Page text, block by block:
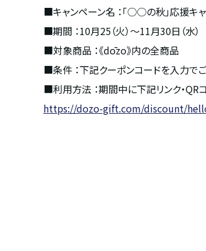
■キャンペーン名 ：「○○の秋」応援キ
■期間 ：10月25（火）～11月30日（水）
■対象商品 ：《dōzo》内の全商品
■条件 ：下記クーポンコードを入力で
■利用方法 ：期間中に下記リンク・QR
https://dozo-gift.com/discount/